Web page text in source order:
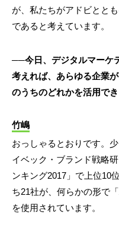
が、私たちがアドビとと
であると考えています。
──今日、デジタルマーケ
考えれば、あらゆる企業
のうちのどれかを活用で
竹嶋
おっしゃるとおりです。
イベック・ブランド戦略
ンキング2017」で上位10
ち21社が、何らかの形で
を使用されています。